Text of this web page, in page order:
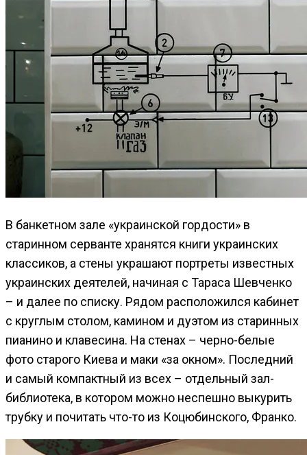
В банкетном зале «украинской гордости» в
старинном серванте хранятся книги украинских
классиков, а стены украшают портреты известных
украинских деятелей, начиная с Тараса Шевченко
– и далее по списку. Рядом расположился кабинет
с круглым столом, камином и дуэтом из старинных
пианино и клавесина. На стенах – черно-белые
фото старого Киева и маки «за окном». Последний
и самый компактный из всех – отдельный зал-
библиотека, в котором можно неспешно выкурить
трубку и почитать что-то из Коцюбинского, Франко.